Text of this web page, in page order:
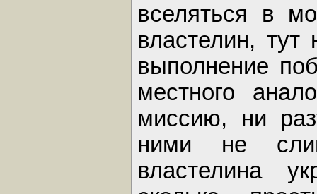
вселяться в
властелин,
выполнение
местного
миссию, ни
ними не
властелина